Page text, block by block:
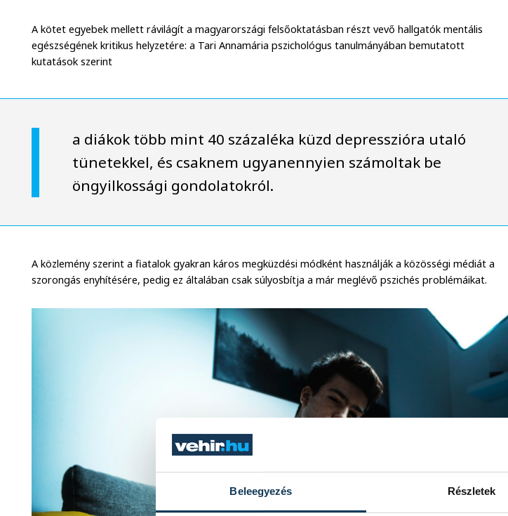
Beleegyezés Részletek
A kötet egyebek mellett rávilágít a magyarországi felsőoktatásban részt vevő hallgatók mentális
egészségének kritikus helyzetére: a Tari Annamária pszichológus tanulmányában bemutatott
kutatások szerint
a diákok több mint 40 százaléka küzd depresszióra utaló
tünetekkel, és csaknem ugyanennyien számoltak be
öngyilkossági gondolatokról.
A közlemény szerint a fiatalok gyakran káros megküzdési módként használják a közösségi médiát a
szorongás enyhítésére, pedig ez általában csak súlyosbítja a már meglévő pszichés problémáikat.